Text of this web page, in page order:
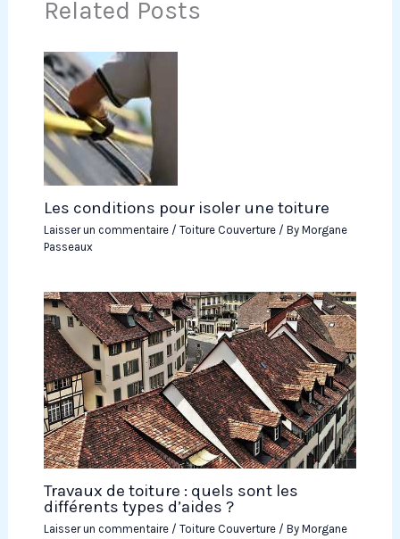
Related Posts
Les conditions pour isoler une toiture
Laisser un commentaire / Toiture Couverture/ By Morgane
Passeaux
Travaux de toiture : quels sont les
différents types d’aides ?
Laisser un commentaire / Toiture Couverture/ By Morgane